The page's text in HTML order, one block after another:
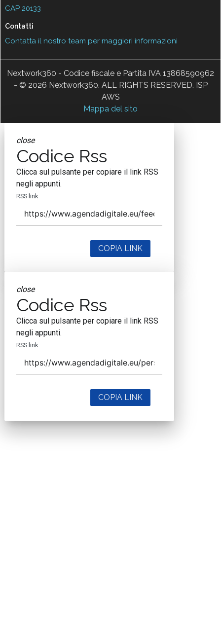
CAP 20133
Contatti
Contatta il nostro team per maggiori informazioni
Nextwork360 - Codice fiscale e Partita IVA 13868590962
- © 2026 Nextwork360. ALL RIGHTS RESERVED. ISP
AWS
Mappa del sito
close
Codice Rss
Clicca sul pulsante per copiare il link RSS
negli appunti.
RSS link
COPIA LINK
close
Codice Rss
Clicca sul pulsante per copiare il link RSS
negli appunti.
RSS link
COPIA LINK